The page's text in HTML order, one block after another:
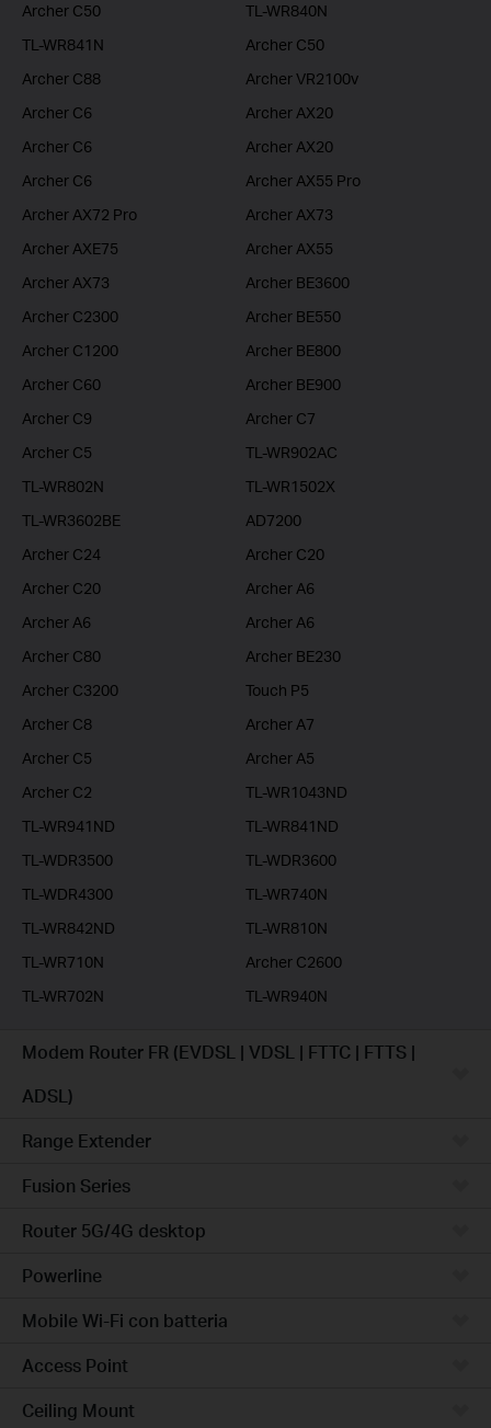
Archer C50
TL-WR840N
TL-WR841N
Archer C50
Archer C88
Archer VR2100v
Archer C6
Archer AX20
Archer C6
Archer AX20
Archer C6
Archer AX55 Pro
Archer AX72 Pro
Archer AX73
Archer AXE75
Archer AX55
Archer AX73
Archer BE3600
Archer C2300
Archer BE550
Archer C1200
Archer BE800
Archer C60
Archer BE900
Archer C9
Archer C7
Archer C5
TL-WR902AC
TL-WR802N
TL-WR1502X
TL-WR3602BE
AD7200
Archer C24
Archer C20
Archer C20
Archer A6
Archer A6
Archer A6
Archer C80
Archer BE230
Archer C3200
Touch P5
Archer C8
Archer A7
Archer C5
Archer A5
Archer C2
TL-WR1043ND
TL-WR941ND
TL-WR841ND
TL-WDR3500
TL-WDR3600
TL-WDR4300
TL-WR740N
TL-WR842ND
TL-WR810N
TL-WR710N
Archer C2600
TL-WR702N
TL-WR940N
Modem Router FR (EVDSL | VDSL | FTTC | FTTS |
ADSL)
Range Extender
Fusion Series
Router 5G/4G desktop
Powerline
Mobile Wi-Fi con batteria
Access Point
Ceiling Mount